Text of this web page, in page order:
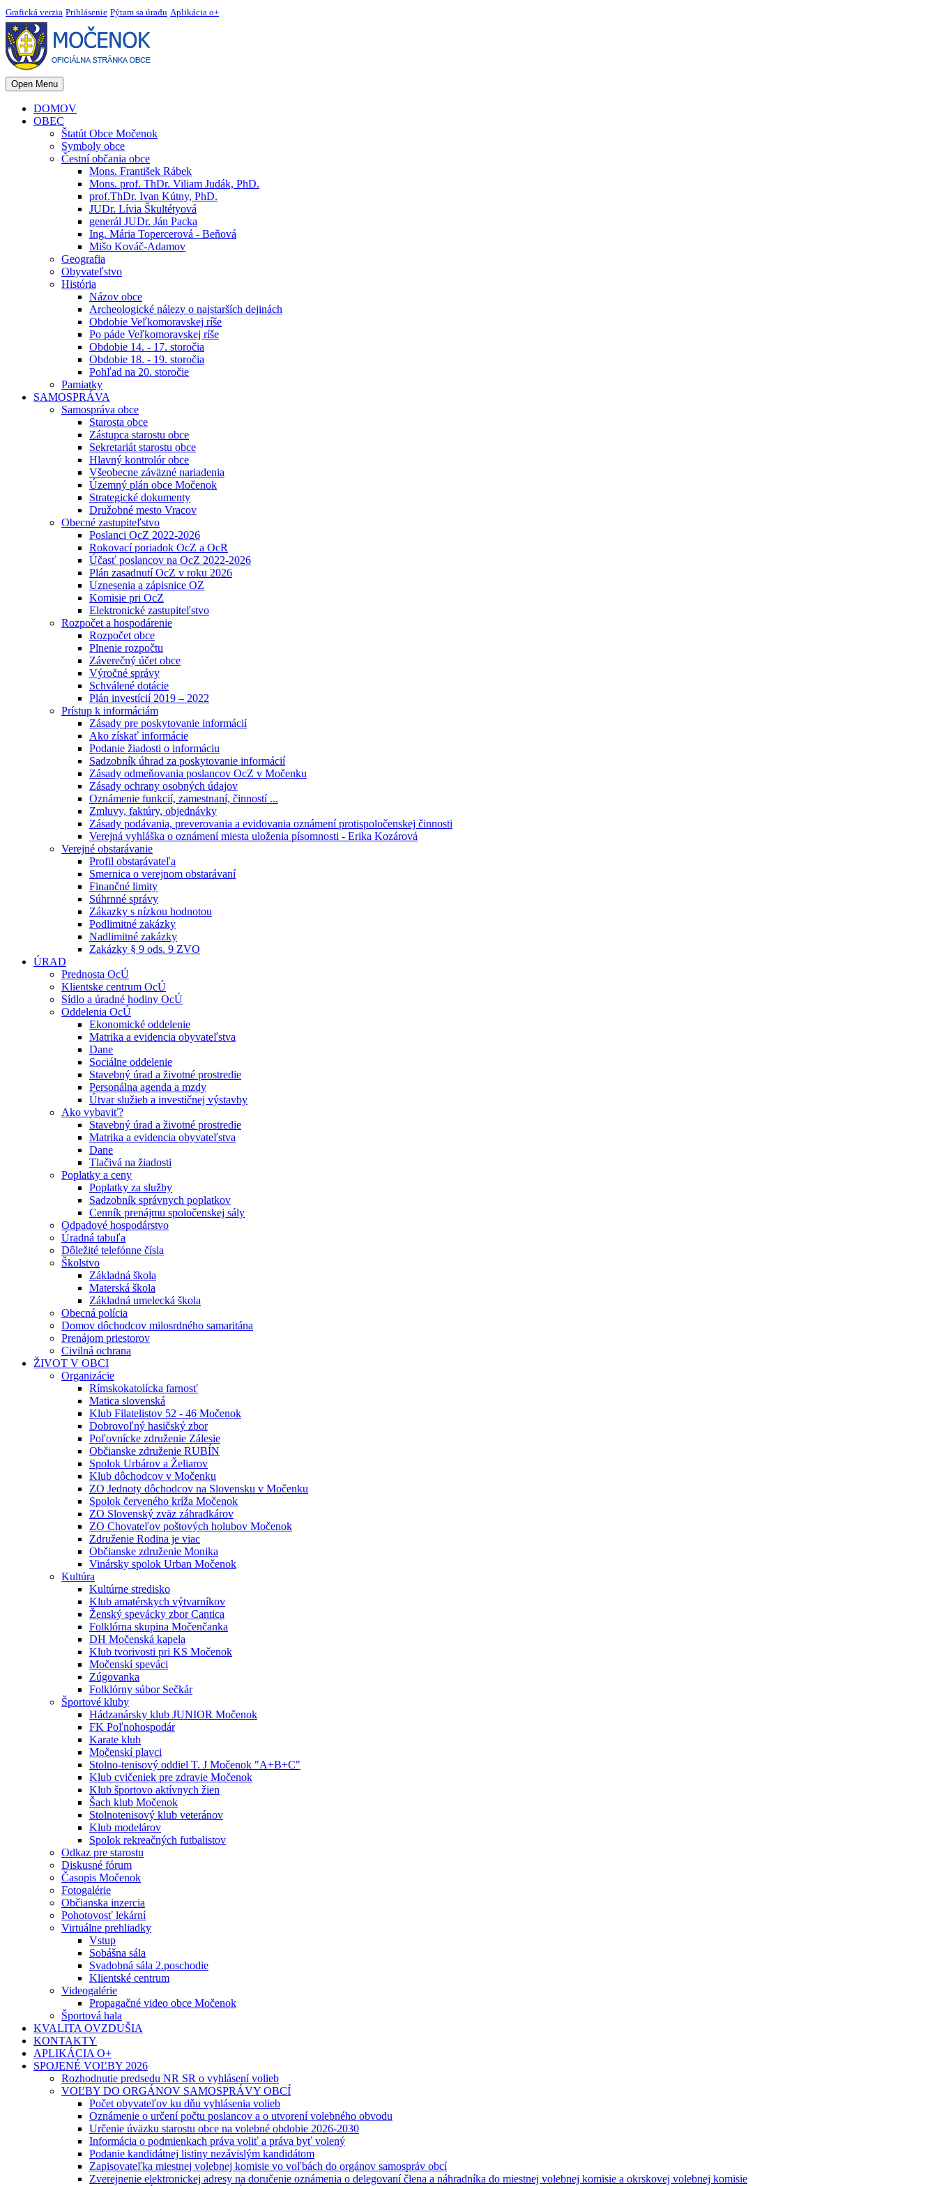
Grafická verzia Prihlásenie Pýtam sa úradu Aplikácia o+
Open Menu
DOMOV
OBEC
Štatút Obce Močenok
Symboly obce
Čestní občania obce
Mons. František Rábek
Mons. prof. ThDr. Viliam Judák, PhD.
prof.ThDr. Ivan Kútny, PhD.
JUDr. Lívia Škultétyová
generál JUDr. Ján Packa
Ing. Mária Topercerová - Beňová
Mišo Kováč-Adamov
Geografia
Obyvateľstvo
História
Názov obce
Archeologické nálezy o najstarších dejinách
Obdobie Veľkomoravskej ríše
Po páde Veľkomoravskej ríše
Obdobie 14. - 17. storočia
Obdobie 18. - 19. storočia
Pohľad na 20. storočie
Pamiatky
SAMOSPRÁVA
Samospráva obce
Starosta obce
Zástupca starostu obce
Sekretariát starostu obce
Hlavný kontrolór obce
Všeobecne záväzné nariadenia
Územný plán obce Močenok
Strategické dokumenty
Družobné mesto Vracov
Obecné zastupiteľstvo
Poslanci OcZ 2022-2026
Rokovací poriadok OcZ a OcR
Účasť poslancov na OcZ 2022-2026
Plán zasadnutí OcZ v roku 2026
Uznesenia a zápisnice OZ
Komisie pri OcZ
Elektronické zastupiteľstvo
Rozpočet a hospodárenie
Rozpočet obce
Plnenie rozpočtu
Záverečný účet obce
Výročné správy
Schválené dotácie
Plán investícií 2019 – 2022
Prístup k informáciám
Zásady pre poskytovanie informácií
Ako získať informácie
Podanie žiadosti o informáciu
Sadzobník úhrad za poskytovanie informácií
Zásady odmeňovania poslancov OcZ v Močenku
Zásady ochrany osobných údajov
Oznámenie funkcií, zamestnaní, činností ...
Zmluvy, faktúry, objednávky
Zásady podávania, preverovania a evidovania oznámení protispoločenskej činnosti
Verejná vyhláška o oznámení miesta uloženia písomnosti - Erika Kozárová
Verejné obstarávanie
Profil obstarávateľa
Smernica o verejnom obstarávaní
Finančné limity
Súhrnné správy
Zákazky s nízkou hodnotou
Podlimitné zakázky
Nadlimitné zakázky
Zakázky § 9 ods. 9 ZVO
ÚRAD
Prednosta OcÚ
Klientske centrum OcÚ
Sídlo a úradné hodiny OcÚ
Oddelenia OcÚ
Ekonomické oddelenie
Matrika a evidencia obyvateľstva
Dane
Sociálne oddelenie
Stavebný úrad a životné prostredie
Personálna agenda a mzdy
Útvar služieb a investičnej výstavby
Ako vybaviť?
Stavebný úrad a životné prostredie
Matrika a evidencia obyvateľstva
Dane
Tlačivá na žiadosti
Poplatky a ceny
Poplatky za služby
Sadzobník správnych poplatkov
Cenník prenájmu spoločenskej sály
Odpadové hospodárstvo
Úradná tabuľa
Dôležité telefónne čísla
Školstvo
Základná škola
Materská škola
Základná umelecká škola
Obecná polícia
Domov dôchodcov milosrdného samaritána
Prenájom priestorov
Civilná ochrana
ŽIVOT V OBCI
Organizácie
Rímskokatolícka farnosť
Matica slovenská
Klub Filatelistov 52 - 46 Močenok
Dobrovoľný hasičský zbor
Poľovnícke združenie Zálesie
Občianske združenie RUBÍN
Spolok Urbárov a Želiarov
Klub dôchodcov v Močenku
ZO Jednoty dôchodcov na Slovensku v Močenku
Spolok červeného kríža Močenok
ZO Slovenský zväz záhradkárov
ZO Chovateľov poštových holubov Močenok
Združenie Rodina je viac
Občianske združenie Monika
Vinársky spolok Urban Močenok
Kultúra
Kultúrne stredisko
Klub amatérskych výtvarníkov
Ženský spevácky zbor Cantica
Folklórna skupina Močenčanka
DH Močenská kapela
Klub tvorivosti pri KS Močenok
Močenskí speváci
Zúgovanka
Folklórny súbor Sečkár
Športové kluby
Hádzanársky klub JUNIOR Močenok
FK Poľnohospodár
Karate klub
Močenskí plavci
Stolno-tenisový oddiel T. J Močenok "A+B+C"
Klub cvičeniek pre zdravie Močenok
Klub športovo aktívnych žien
Šach klub Močenok
Stolnotenisový klub veteránov
Klub modelárov
Spolok rekreačných futbalistov
Odkaz pre starostu
Diskusné fórum
Časopis Močenok
Fotogalérie
Občianska inzercia
Pohotovosť lekární
Virtuálne prehliadky
Vstup
Sobášna sála
Svadobná sála 2.poschodie
Klientské centrum
Videogalérie
Propagačné video obce Močenok
Športová hala
KVALITA OVZDUŠIA
KONTAKTY
APLIKÁCIA O+
SPOJENÉ VOĽBY 2026
Rozhodnutie predsedu NR SR o vyhlásení volieb
VOĽBY DO ORGÁNOV SAMOSPRÁVY OBCÍ
Počet obyvateľov ku dňu vyhlásenia volieb
Oznámenie o určení počtu poslancov a o utvorení volebného obvodu
Určenie úväzku starostu obce na volebné obdobie 2026-2030
Informácia o podmienkach práva voliť a práva byť volený
Podanie kandidátnej listiny nezávislým kandidátom
Zapisovateľka miestnej volebnej komisie vo voľbách do orgánov samospráv obcí
Zverejnenie elektronickej adresy na doručenie oznámenia o delegovaní člena a náhradníka do miestnej volebnej komisie a okrskovej volebnej komisie